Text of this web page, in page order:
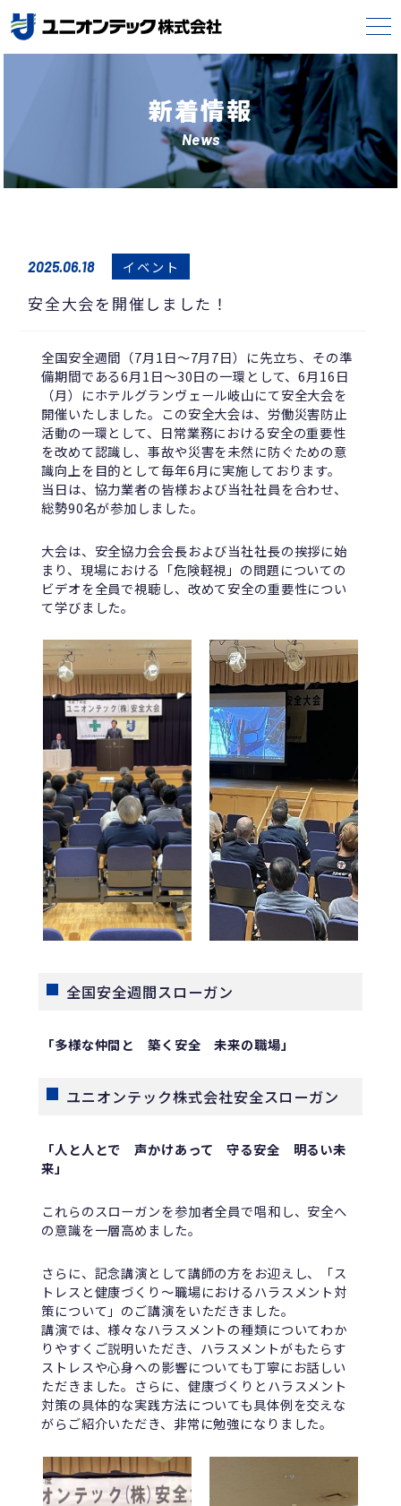
新着情報
News
2025.06.18 イベント
安全大会を開催しました！
全国安全週間（7月1日〜7月7日）に先立ち、その準
備期間である6月1日〜30日の一環として、6月16日
（月）にホテルグランヴェール岐山にて安全大会を
開催いたしました。この安全大会は、労働災害防止
活動の一環として、日常業務における安全の重要性
を改めて認識し、事故や災害を未然に防ぐための意
識向上を目的として毎年6月に実施しております。
当日は、協力業者の皆様および当社社員を合わせ、
総勢90名が参加しました。
大会は、安全協力会会長および当社社長の挨拶に始
まり、現場における「危険軽視」の問題についての
ビデオを全員で視聴し、改めて安全の重要性につい
て学びました。
全国安全週間スローガン
「多様な仲間と 築く安全 未来の職場」
ユニオンテック株式会社安全スローガン
「人と人とで 声かけあって 守る安全 明るい未
来」
これらのスローガンを参加者全員で唱和し、安全へ
の意識を一層高めました。
さらに、記念講演として講師の方をお迎えし、「ス
トレスと健康づくり〜職場におけるハラスメント対
策について」のご講演をいただきました。
講演では、様々なハラスメントの種類についてわか
りやすくご説明いただき、ハラスメントがもたらす
ストレスや心身への影響についても丁寧にお話しい
ただきました。さらに、健康づくりとハラスメント
対策の具体的な実践方法についても具体例を交えな
がらご紹介いただき、非常に勉強になりました。